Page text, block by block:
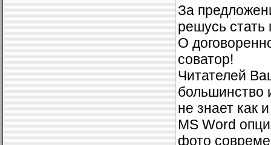
За
решусь стать
О
соватор!
Читателей
большинство
не знает как
MS Word
фото